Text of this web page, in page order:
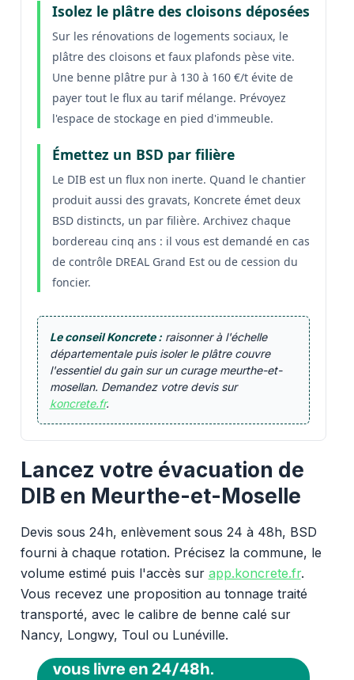
Isolez le plâtre des cloisons déposées
Sur les rénovations de logements sociaux, le
plâtre des cloisons et faux plafonds pèse vite.
Une benne plâtre pur à 130 à 160 €/t évite de
payer tout le flux au tarif mélange. Prévoyez
l'espace de stockage en pied d'immeuble.
Émettez un BSD par filière
Le DIB est un flux non inerte. Quand le chantier
produit aussi des gravats, Koncrete émet deux
BSD distincts, un par filière. Archivez chaque
bordereau cinq ans : il vous est demandé en cas
de contrôle DREAL Grand Est ou de cession du
foncier.
Le conseil Koncrete :raisonner à l'échelle
départementale puis isoler le plâtre couvre
l'essentiel du gain sur un curage meurthe-et-
mosellan. Demandez votre devis sur
koncrete.fr.
Lancez votre évacuation de
DIB en Meurthe-et-Moselle
Devis sous 24h, enlèvement sous 24 à 48h, BSD
fourni à chaque rotation. Précisez la commune, le
volume estimé puis l'accès sur app.koncrete.fr.
Vous recevez une proposition au tonnage traité
transporté, avec le calibre de benne calé sur
Nancy, Longwy, Toul ou Lunéville.
vous livre en 24/48h.